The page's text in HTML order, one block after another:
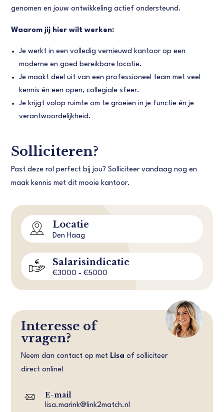
genomen en jouw ontwikkeling actief ondersteund.
Waarom jij hier wilt werken:
Je werkt in een volledig vernieuwd kantoor op een
moderne en goed bereikbare locatie.
Je maakt deel uit van een professioneel team met veel
kennis én een open, collegiale sfeer.
Je krijgt volop ruimte om te groeien in je functie én je
verantwoordelijkheid.
Solliciteren?
Past deze rol perfect bij jou? Solliciteer vandaag nog en
maak kennis met dit mooie kantoor.
Locatie
Den Haag
Salarisindicatie
€3000 - €5000
Interesse of
vragen?
Neem dan contact op met Lisaof solliciteer
direct online!
E-mail
lisa.marink@link2match.nl